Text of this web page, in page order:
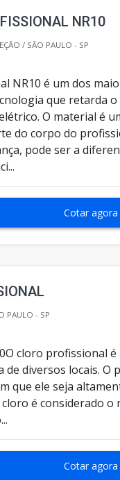
NR10
/ SÃO PAULO - SP
NR10 é um dos
que retarda
O material é
do corpo do
pode ser a
Cotar agora
PAULO - SP
cloro profissional
de diversos locais.
que ele seja
é considerado
Cotar agora